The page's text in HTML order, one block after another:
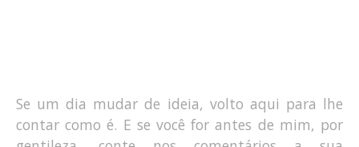
Se um dia mudar de ideia, volto aqui para lhe
contar como é. E se você for antes de mim, por